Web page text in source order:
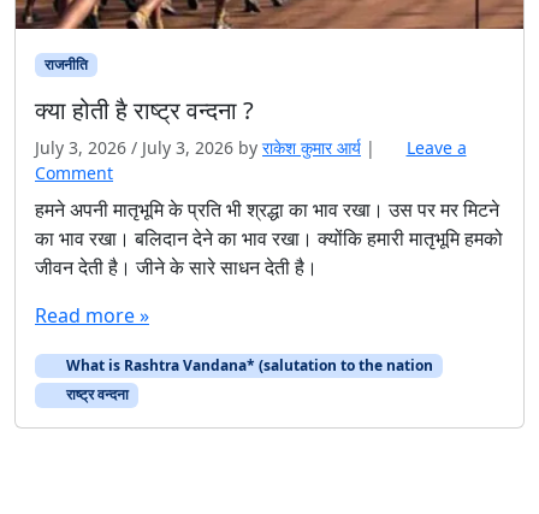
राजनीति
क्या होती है राष्ट्र वन्दना ?
July 3, 2026 / July 3, 2026 by राकेश कुमार आर्य |
Leave a
Comment
हमने अपनी मातृभूमि के प्रति भी श्रद्धा का भाव रखा। उस पर मर मिटने
का भाव रखा। बलिदान देने का भाव रखा। क्योंकि हमारी मातृभूमि हमको
जीवन देती है। जीने के सारे साधन देती है।
Read more »
What is Rashtra Vandana* (salutation to the nation
राष्ट्र वन्दना